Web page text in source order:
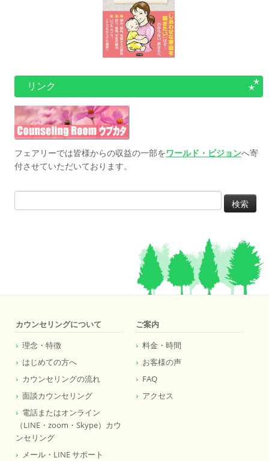
リンク
フェアリーでは皆様からの収益の一部をワールド・ビジョンへ寄
付させていただいております。
検
索:
カウンセリングについて
理念・特徴
はじめての方へ
カウンセリングの流れ
面談カウンセリング
電話またはオンライン
（LINE・zoom・Skype）カウ
ンセリング
メール・LINE サポート
ご案内
料金・時間
お客様の声
FAQ
アクセス